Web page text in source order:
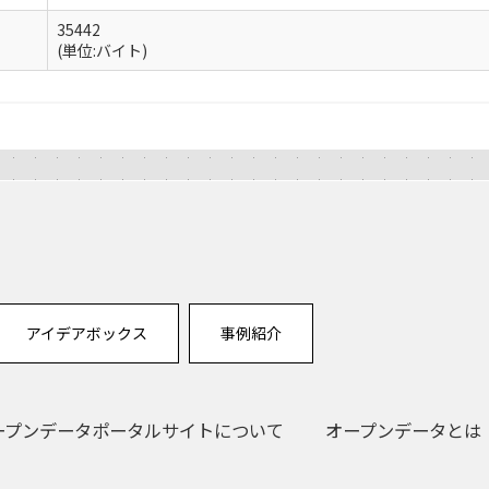
35442
(単位:バイト)
アイデアボックス 事例紹介
ンデータポータルサイトについて オープンデータとは